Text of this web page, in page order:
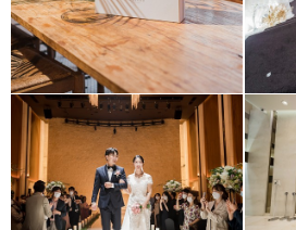
Wedding Palace